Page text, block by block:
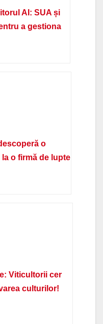
AI: SUA și
a gestiona
o
o firmă de lupte
Viticultorii cer
culturilor!